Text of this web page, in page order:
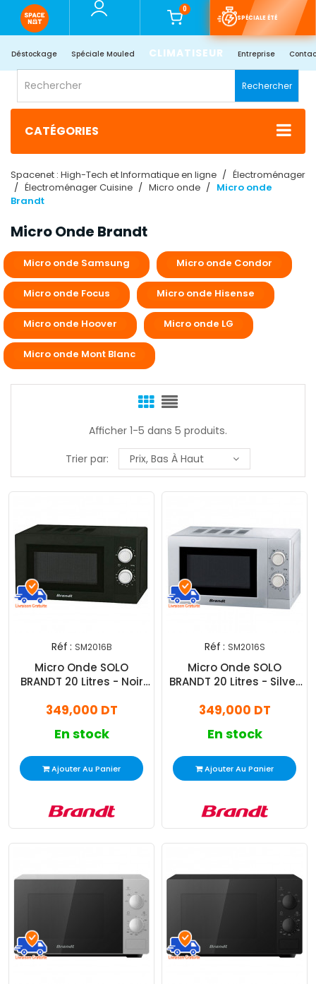
0
SPÉCIALE ÉTÉ
Déstockage Spéciale Mouled CLIMATISEUR Entreprise
Rechercher
CATÉGORIES
Spacenet : High-Tech et Informatique en ligne
Électroménager
Électroménager Cuisine
Micro onde
Micro onde
Brandt
Micro Onde Brandt
Micro onde Samsung Micro onde Condor
Micro onde Focus Micro onde Hisense
Micro onde Hoover Micro onde LG
Micro onde Mont Blanc
Afficher 1-5 dans 5 produits.
Trier par:
Prix, Bas À Haut
Réf : SM2016B
Micro Onde SOLO
BRANDT 20 Litres - Noir
349,000 DT
En stock
Ajouter Au Panier
Réf : SM2016S
Micro Onde SOLO
BRANDT 20 Litres - Silver
349,000 DT
En stock
Ajouter Au Panier